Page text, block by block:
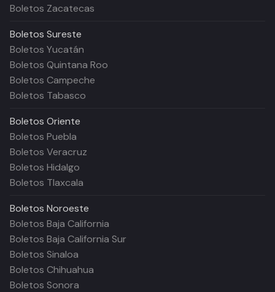
Boletos Zacatecas
Boletos Sureste
Boletos Yucatán
Boletos Quintana Roo
Boletos Campeche
Boletos Tabasco
Boletos Oriente
Boletos Puebla
Boletos Veracruz
Boletos Hidalgo
Boletos Tlaxcala
Boletos Noroeste
Boletos Baja California
Boletos Baja California Sur
Boletos Sinaloa
Boletos Chihuahua
Boletos Sonora